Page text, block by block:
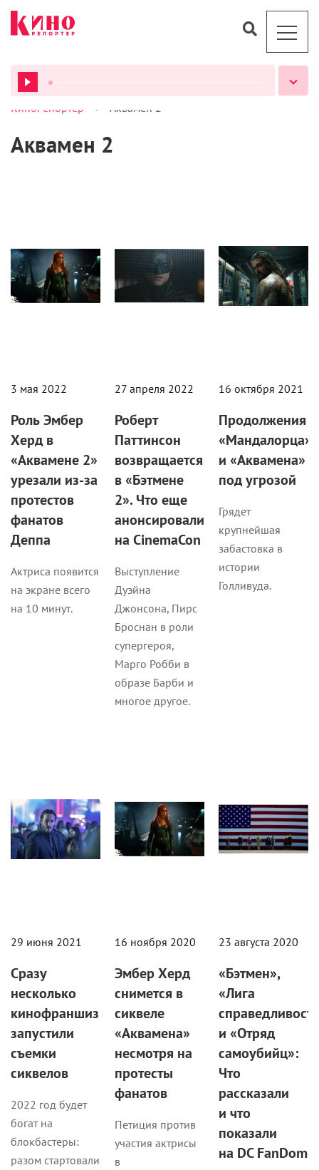
ВСЕ ПОДКАСТЫ
КиноРепортер > Аквамен 2
Аквамен 2
3 мая 2022
Роль Эмбер
Херд в
«Аквамене 2»
урезали из-за
протестов
фанатов
Деппа
Актриса появится
на экране всего
на 10 минут.
27 апреля 2022
Роберт
Паттинсон
возвращается
в «Бэтмене
2». Что еще
анонсировали
на CinemaCon
Выступление
Дуэйна
Джонсона, Пирс
Броснан в роли
супергероя,
Марго Робби в
образе Барби и
многое другое.
16 октября 2021
Продолжения
«Мандалорца»
и «Аквамена»
под угрозой
Грядет
крупнейшая
забастовка в
истории
Голливуда.
29 июня 2021
Сразу
несколько
кинофраншиз
запустили
съемки
сиквелов
2022 год будет
богат на
блокбастеры:
разом стартовали
16 ноября 2020
Эмбер Херд
снимется в
сиквеле
«Аквамена»
несмотря на
протесты
фанатов
Петиция против
участия актрисы
в
23 августа 2020
«Бэтмен»,
«Лига
и «Отряд
самоубийц»:
Что
рассказали
и что
показали
на DC FanDome